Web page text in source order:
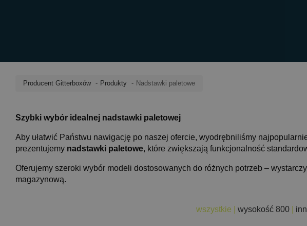
Producent Gitterboxów Produkty Nadstawki paletowe
Szybki wybór idealnej nadstawki paletowej
Aby ułatwić Państwu nawigację po naszej ofercie, wyodrębniliśmy
prezentujemy nadstawki paletowe, które zwiększają funkcjonalność
Oferujemy szeroki wybór modeli dostosowanych do różnych potrzeb –
magazynową.
wszystkie wysokość 800